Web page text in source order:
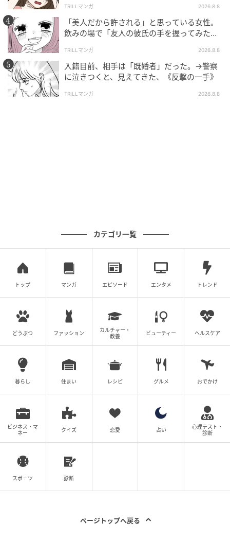
ない。そんなモヤモヤに悩むB.B軍曹さんに対し、夫・
作り置きが悪くなるのは「食べないこと」だと語る彼
の姿に、思わず笑いながらも納得してしまいます。
作り置きの義務感に押しつぶされそうなB.B軍曹さんの
気持ちに寄り添いながら、哲学的な視点とちょっとお
どけた言葉で、食事の価値をポジティブに塗り替え
る、そんな髭さんの説得に、読者からは「ほんとにこ
た共感コメントが寄せられていました。
を持つ。そんな夫婦の絶妙な掛け合いが光る一作で
す。
Instagram：B.B軍曹（@b.bgunso ）
※本記事は過去に配信した内容を再編集して構成して
います。
TRILLマンガ 2026.8.8
「美人だから許される」と思っている女性。
飲みの場で「友人の彼氏の手を握ってみた」
TRILLマンガ 2026.8.8
入籍目前、相手は「既婚者」だった。→警察
に泣きつくと、見えてきた、《反撃の一手》
TRILLマンガ 2026.8.8
カテゴリ一覧
トップ マンガ エピソード エンタメ トレンド
どうぶつ ファッション
カルチャー・
教養
ビューティー ヘルスケア
暮らし 住まい レシピ グルメ おでかけ
ビジネス・マ
ネー
クイズ 恋愛 占い
心理テスト・
診断
スポーツ 診断
ページトップへ戻る